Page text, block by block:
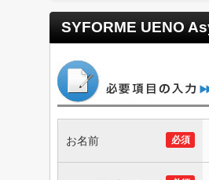
SYFORME UENO
必須
お名前